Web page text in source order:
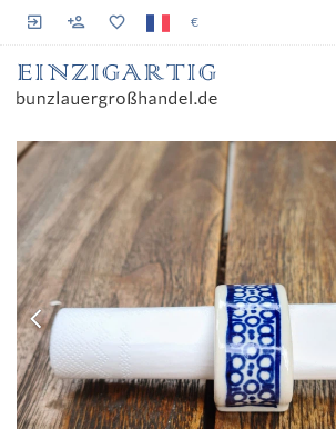
€